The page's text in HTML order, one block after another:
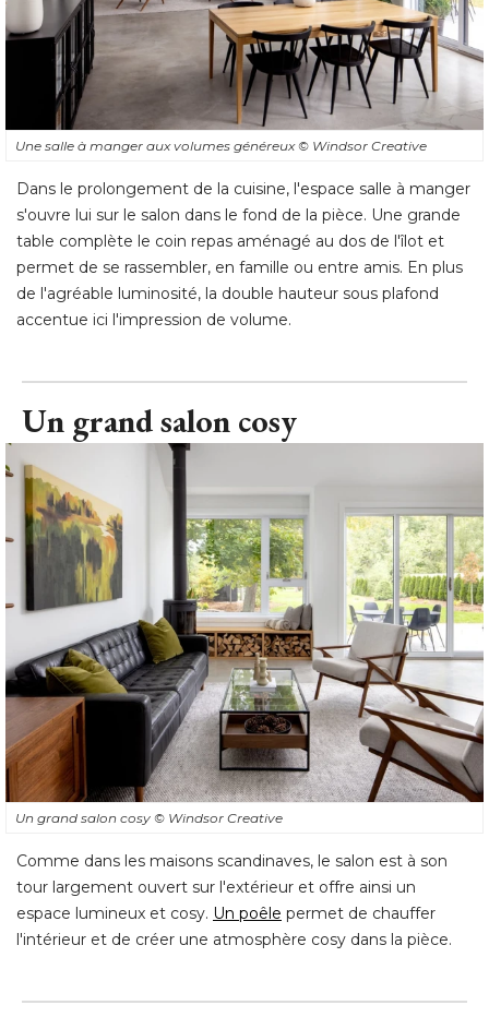
Une salle à manger aux volumes généreux© Windsor Creative
Dans le prolongement de la cuisine, l'espace salle à manger
s'ouvre lui sur le salon dans le fond de la pièce. Une grande
table complète le coin repas aménagé au dos de l'îlot et
permet de se rassembler, en famille ou entre amis. En plus
de l'agréable luminosité, la double hauteur sous plafond
accentue ici l'impression de volume.
Un grand salon cosy
Un grand salon cosy © Windsor Creative
Comme dans les maisons scandinaves, le salon est à son
tour largement ouvert sur l'extérieur et offre ainsi un
espace lumineux et cosy. Un poêle permet de chauffer
l'intérieur et de créer une atmosphère cosy dans la pièce.